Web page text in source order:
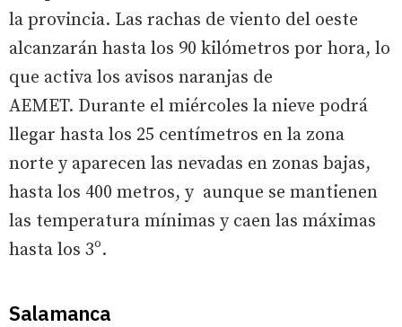
la provincia. Las rachas de viento del oeste
alcanzarán hasta los 90 kilómetros por hora, lo
que activa los avisos naranjas de
AEMET. Durante el miércoles la nieve podrá
llegar hasta los 25 centímetros en la zona
norte y aparecen las nevadas en zonas bajas,
hasta los 400 metros, y aunque se mantienen
las temperatura mínimas y caen las máximas
hasta los 3º.
Salamanca